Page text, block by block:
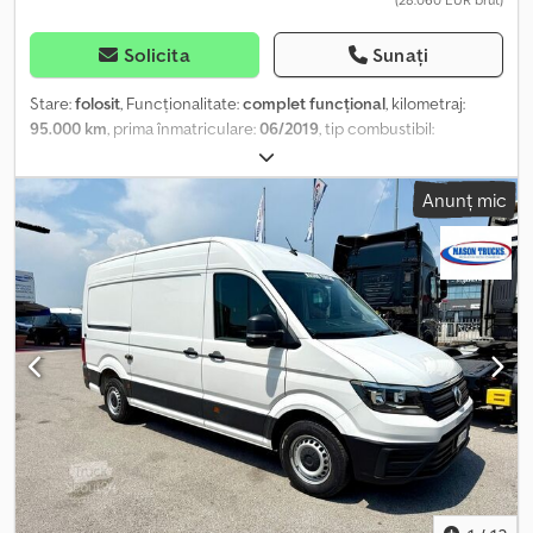
Solicita Sunați
Stare:folosit, Funcționalitate:complet funcțional, kilometraj:
95.000 km, prima înmatriculare:06/2019, tip combustibil:
, greutatea maximă de încărcare:
totală:2.800 kg, configurație ax:4x2, combustibil:motorină,
culoare:
alb, tip de angrenaj: mecanic
, numărul de trepte de
viteză:
6, clasă de emisii: , suspensie:
, lungimea spațiului
de încărcare:2.200 mm, lățimea spațiului de încărcare:1.550 mm,
înălțime spațiu de încărcare:1.230 mm, Dotări: ABS, AdBlue,
Bluetooth, aer condiționat, airbag, computer de bord, filtru de
particule, istoric complet de service, program electronic de
stabilitate (ESP), reglare electrică a geamurilor, servodirecție,
sistem start-stop, uşă glisantă, închidere centralizată,
înmatriculare camion, VOLKSWAGEN TRANSPORTER An
fabricație 06/2019, aprox. 95.200 km EURO 6, motor 2.0, 150 CP,
cutie de viteze manuală cu 6 trepte, senzori de parcare spate, aer
condiționat, închidere centralizată, scaun șofer cu dublu cotieră,
geamuri electrice, radio Bluetooth, airbag-uri și alte dotări
standard. Furgon izoterm cu grup frigorific LAMAR LMK 1.5,
Anunț mic